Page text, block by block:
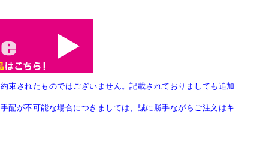
束されたものではございません。記載されておりましても追加
配が不可能な場合につきましては、誠に勝手ながらご注文はキ